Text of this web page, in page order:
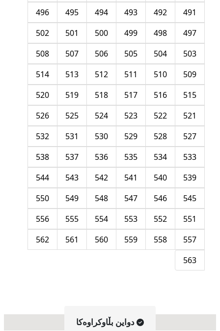
491
492
493
494
495
496
497
498
499
500
501
502
503
504
505
506
507
508
509
510
511
512
513
514
515
516
517
518
519
520
521
522
523
524
525
526
527
528
529
530
531
532
533
534
535
536
537
538
539
540
541
542
543
544
545
546
547
548
549
550
551
552
553
554
555
556
557
558
559
560
561
562
563
دواین بڵاوکراوه‌کا